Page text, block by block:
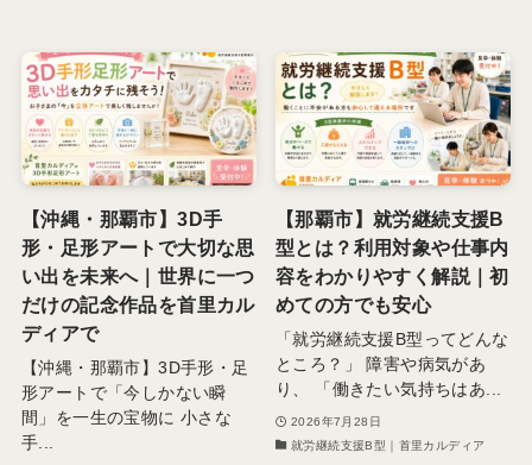
【沖縄・那覇市】3D手
形・足形アートで大切な思
い出を未来へ｜世界に一つ
だけの記念作品を首里カル
ディアで
【沖縄・那覇市】3D手形・足
形アートで「今しかない瞬
間」を一生の宝物に 小さな
手...
【那覇市】就労継続支援B
型とは？利用対象や仕事内
容をわかりやすく解説｜初
めての方でも安心
「就労継続支援B型ってどんな
ところ？」 障害や病気があ
り、 「働きたい気持ちはあ...
2026年7月28日
就労継続支援B型｜首里カルディア